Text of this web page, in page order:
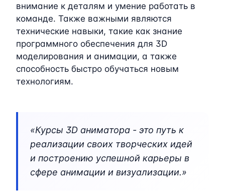
внимание к деталям и умение работать в
команде. Также важными являются
технические навыки, такие как знание
программного обеспечения для 3D
моделирования и анимации, а также
способность быстро обучаться новым
технологиям.
«Курсы 3D аниматора - это путь к
реализации своих творческих идей
и построению успешной карьеры в
сфере анимации и визуализации.»